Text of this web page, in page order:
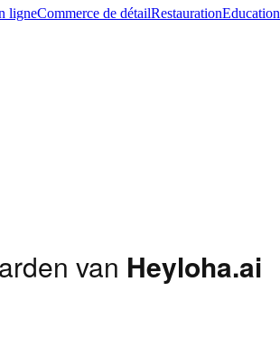
ligneCommerce de détailRestaurationEducation